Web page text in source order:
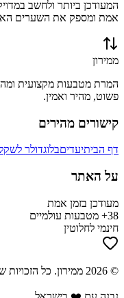
המעודכן ביותר ולחשב
אמת ומספק את השערים
ממירון
המרת מטבעות מקצועית
פשוט, מהיר ואמין.
קישורים מהירים
דף הביתיעדיםבלוגדולר
על האתר
מעודכן בזמן אמת
38+ מטבעות עולמיים
חינמי לחלוטין
©
2026 ממירון. כל הזכויות